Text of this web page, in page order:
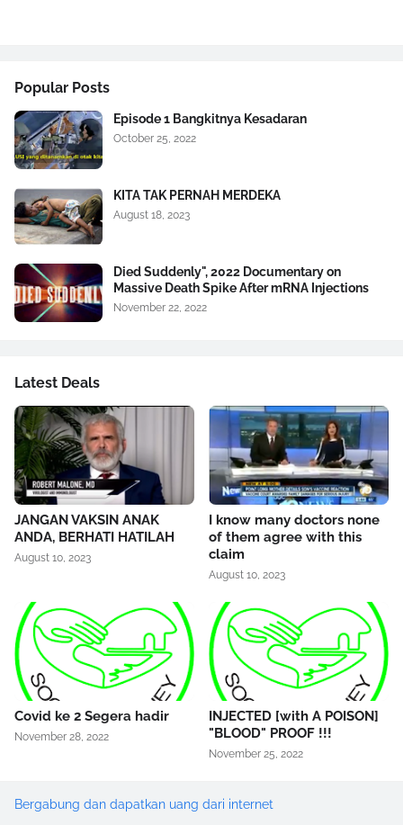
Popular Posts
Episode 1 Bangkitnya Kesadaran
October 25, 2022
KITA TAK PERNAH MERDEKA
August 18, 2023
Died Suddenly", 2022 Documentary on
Massive Death Spike After mRNA Injections
November 22, 2022
Latest Deals
JANGAN VAKSIN ANAK
ANDA, BERHATI HATILAH
August 10, 2023
I know many doctors none
of them agree with this
claim
August 10, 2023
Covid ke 2 Segera hadir
November 28, 2022
INJECTED [with A POISON]
"BLOOD" PROOF !!!
November 25, 2022
Bergabung dan dapatkan uang dari internet